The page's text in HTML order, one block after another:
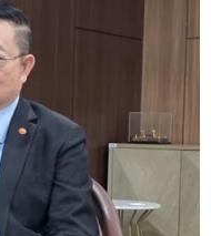
KHÚC THANH
định sử dụng